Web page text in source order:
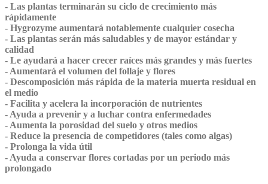
- Las plantas terminarán su ciclo de crecimiento más
rápidamente
- Hygrozyme aumentará notablemente cualquier cosecha
- Las plantas serán más saludables y de mayor estándar y
calidad
- Le ayudará a hacer crecer raíces más grandes y más fuertes
- Aumentará el volumen del follaje y flores
- Descomposición más rápida de la materia muerta residual en
el medio
- Facilita y acelera la incorporación de nutrientes
- Ayuda a prevenir y a luchar contra enfermedades
- Aumenta la porosidad del suelo y otros medios
- Reduce la presencia de competidores (tales como algas)
- Prolonga la vida útil
- Ayuda a conservar flores cortadas por un periodo más
prolongado